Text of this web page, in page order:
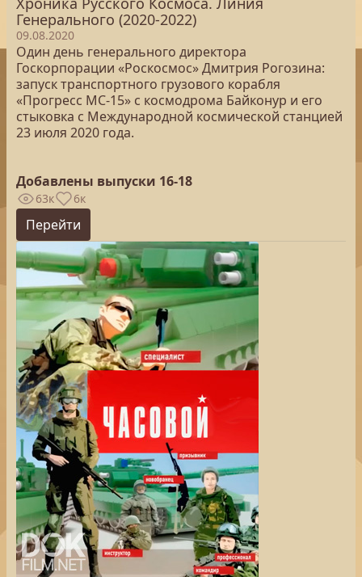
Генерального (2020-2022)
09.08.2020
Один день генерального директора
Госкорпорации «Роскосмос» Дмитрия Рогозина:
запуск транспортного грузового корабля
«Прогресс МС-15» с космодрома Байконур и его
стыковка с Международной космической станцией
23 июля 2020 года.
Добавлены выпуски 16-18
63к 6к
Перейти